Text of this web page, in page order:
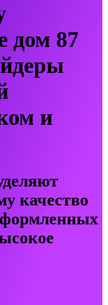
дом 87
и
качество